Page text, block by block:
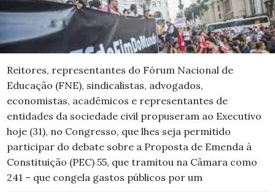
Reitores, representantes do Fórum Nacional de
Educação (FNE), sindicalistas, advogados,
economistas, acadêmicos e representantes de
entidades da sociedade civil propuseram ao Executivo
hoje (31), no Congresso, que lhes seja permitido
participar do debate sobre a Proposta de Emenda à
Constituição (PEC) 55, que tramitou na Câmara como
241 – que congela gastos públicos por um